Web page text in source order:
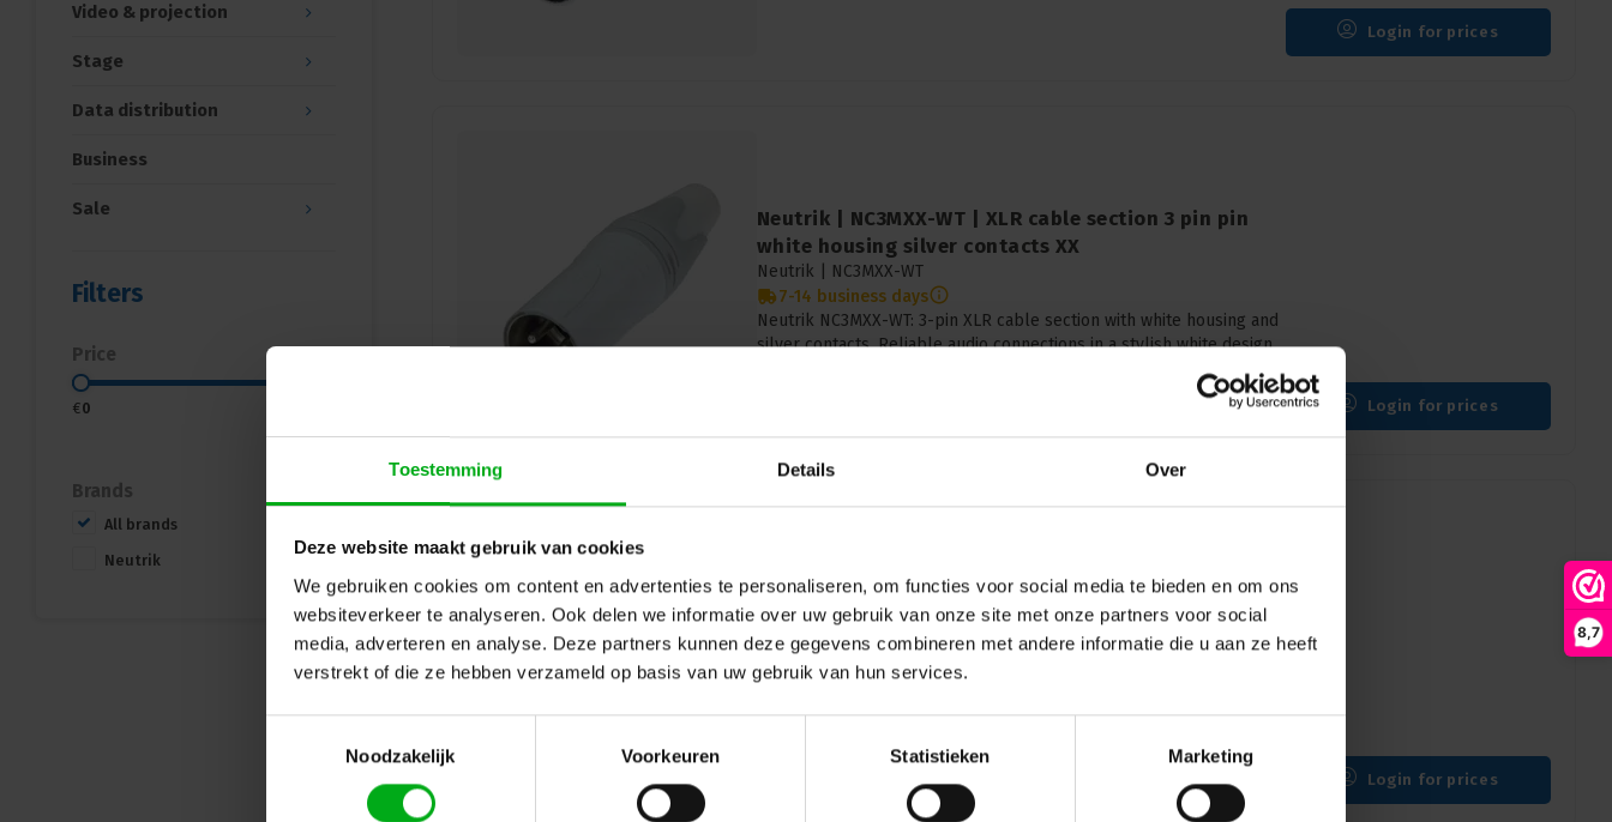
Toestemming Details Over
Deze website maakt gebruik van cookies
We gebruiken cookies om content en advertenties te personaliseren, om functies voor social media te bieden en om ons
websiteverkeer te analyseren. Ook delen we informatie over uw gebruik van onze site met onze partners voor social
media, adverteren en analyse. Deze partners kunnen deze gegevens combineren met andere informatie die u aan ze heeft
verstrekt of die ze hebben verzameld op basis van uw gebruik van hun services.
Noodzakelijk
Voorkeuren Statistieken Marketing
8,7
Video & projection
Stage
Data distribution
Business
Sale
Filters
Price
€0
Brands
All brands
Neutrik
Login for prices
Neutrik | NC3MXX-WT | XLR cable section 3 pin pin
white housing silver contacts XX
Neutrik |
NC3MXX-WT
7-14 business days
Neutrik NC3MXX-WT: 3-pin XLR cable section with white housing and
silver contacts. Reliable audio connections in a stylish white design.
Login for prices
Neutrik | NC6MXX-B | XLR cable section 6 pin pin
black housing gold contacts XX
Neutrik |NC6MXX-B
7-14 business days
gold contacts. Reliable audio connections with a touch of elegance.
Login for prices